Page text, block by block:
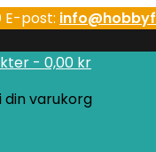
E-post:
- 0,00 kr
varukorg